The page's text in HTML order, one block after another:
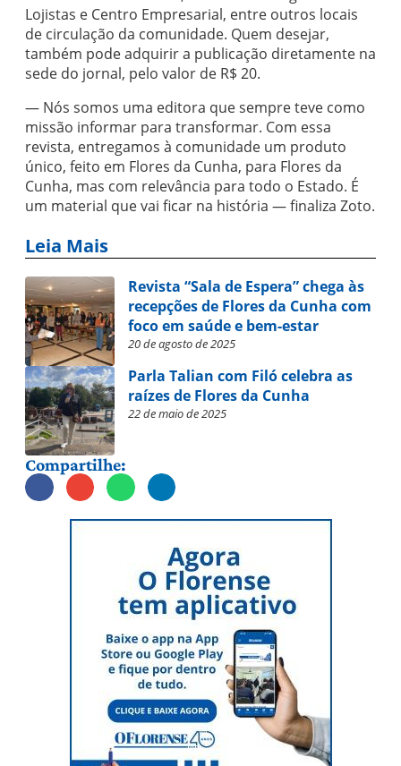
Lojistas e Centro Empresarial, entre outros locais
de circulação da comunidade. Quem desejar,
também pode adquirir a publicação diretamente na
sede do jornal, pelo valor de R$ 20.
— Nós somos uma editora que sempre teve como
missão informar para transformar. Com essa
revista, entregamos à comunidade um produto
único, feito em Flores da Cunha, para Flores da
Cunha, mas com relevância para todo o Estado. É
um material que vai ficar na história — finaliza Zoto.
Leia Mais
Revista “Sala de Espera” chega às
recepções de Flores da Cunha com
foco em saúde e bem-estar
20 de agosto de 2025
Parla Talian com Filó celebra as
raízes de Flores da Cunha
22 de maio de 2025
Compartilhe: